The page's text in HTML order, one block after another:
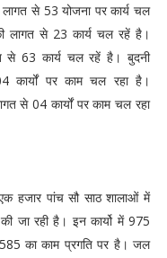
से 53 योजना पर कार्य चल
लागत से 23 कार्य चल रहें है।
से 63 कार्य चल रहें है। बुदनी
पर काम चल रहा है।
से 04 कार्यों पर काम चल रहा
हजार पांच सौ साठ शालाओं में
जा रही है। इन कार्यो में 975
का काम प्रगति पर है। जल